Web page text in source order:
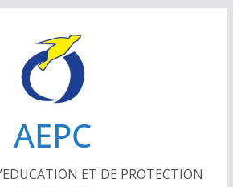
AEPC
ET DE PROTECTION